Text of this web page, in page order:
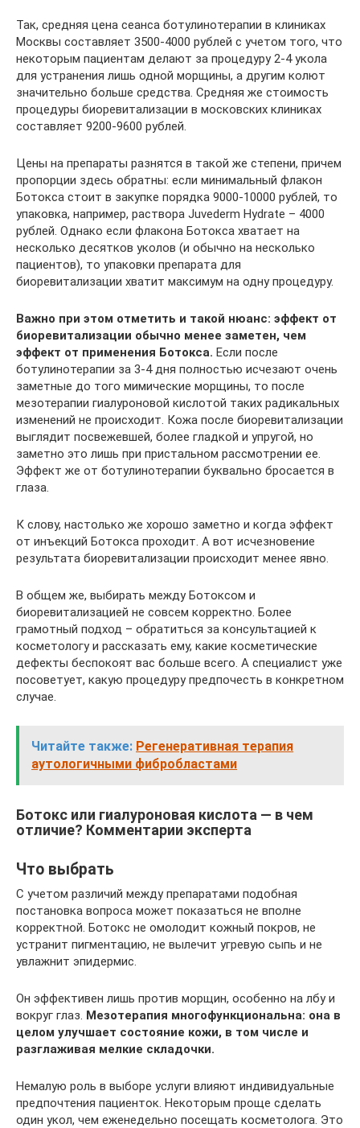
Так, средняя цена сеанса ботулинотерапии в клиниках
Москвы составляет 3500-4000 рублей с учетом того, что
некоторым пациентам делают за процедуру 2-4 укола
для устранения лишь одной морщины, а другим колют
значительно больше средства. Средняя же стоимость
процедуры биоревитализации в московских клиниках
составляет 9200-9600 рублей.
Цены на препараты разнятся в такой же степени, причем
пропорции здесь обратны: если минимальный флакон
Ботокса стоит в закупке порядка 9000-10000 рублей, то
упаковка, например, раствора Juvederm Hydrate – 4000
рублей. Однако если флакона Ботокса хватает на
несколько десятков уколов (и обычно на несколько
пациентов), то упаковки препарата для
биоревитализации хватит максимум на одну процедуру.
Важно при этом отметить и такой нюанс: эффект от
биоревитализации обычно менее заметен, чем
эффект от применения Ботокса. Если после
ботулинотерапии за 3-4 дня полностью исчезают очень
заметные до того мимические морщины, то после
мезотерапии гиалуроновой кислотой таких радикальных
изменений не происходит. Кожа после биоревитализации
выглядит посвежевшей, более гладкой и упругой, но
заметно это лишь при пристальном рассмотрении ее.
Эффект же от ботулинотерапии буквально бросается в
глаза.
К слову, настолько же хорошо заметно и когда эффект
от инъекций Ботокса проходит. А вот исчезновение
результата биоревитализации происходит менее явно.
В общем же, выбирать между Ботоксом и
биоревитализацией не совсем корректно. Более
грамотный подход – обратиться за консультацией к
косметологу и рассказать ему, какие косметические
дефекты беспокоят вас больше всего. А специалист уже
посоветует, какую процедуру предпочесть в конкретном
случае.
Читайте также: Регенеративная терапия
аутологичными фибробластами
Ботокс или гиалуроновая кислота — в чем
отличие? Комментарии эксперта
Что выбрать
С учетом различий между препаратами подобная
постановка вопроса может показаться не вполне
корректной. Ботокс не омолодит кожный покров, не
устранит пигментацию, не вылечит угревую сыпь и не
увлажнит эпидермис.
Он эффективен лишь против морщин, особенно на лбу и
вокруг глаз. Мезотерапия многофункциональна: она в
целом улучшает состояние кожи, в том числе и
разглаживая мелкие складочки.
Немалую роль в выборе услуги влияют индивидуальные
предпочтения пациенток. Некоторым проще сделать
один укол, чем еженедельно посещать косметолога. Это